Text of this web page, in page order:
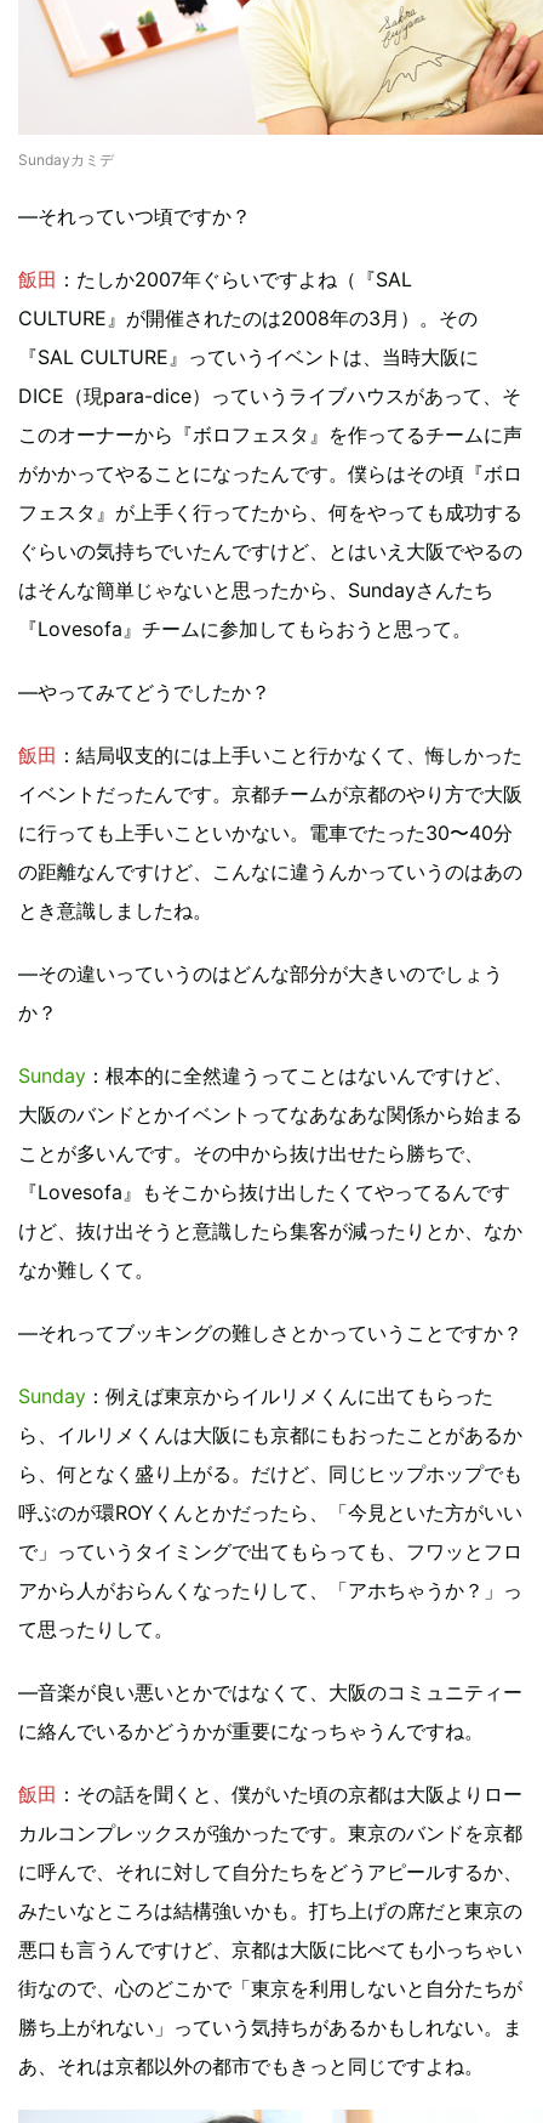
Sundayカミデ
―それっていつ頃ですか？
飯田 ：たしか2007年ぐらいですよね（『SAL
CULTURE』が開催されたのは2008年の3月）。その
『SAL CULTURE』っていうイベントは、当時大阪に
DICE（現para-dice）っていうライブハウスがあって、そ
このオーナーから『ボロフェスタ』を作ってるチームに声
がかかってやることになったんです。僕らはその頃『ボロ
フェスタ』が上手く行ってたから、何をやっても成功する
ぐらいの気持ちでいたんですけど、とはいえ大阪でやるの
はそんな簡単じゃないと思ったから、Sundayさんたち
『Lovesofa』チームに参加してもらおうと思って。
―やってみてどうでしたか？
飯田 ：結局収支的には上手いこと行かなくて、悔しかった
イベントだったんです。京都チームが京都のやり方で大阪
に行っても上手いこといかない。電車でたった30〜40分
の距離なんですけど、こんなに違うんかっていうのはあの
とき意識しましたね。
―その違いっていうのはどんな部分が大きいのでしょう
か？
Sunday ：根本的に全然違うってことはないんですけど、
大阪のバンドとかイベントってなあなあな関係から始まる
ことが多いんです。その中から抜け出せたら勝ちで、
『Lovesofa』もそこから抜け出したくてやってるんです
けど、抜け出そうと意識したら集客が減ったりとか、なか
なか難しくて。
―それってブッキングの難しさとかっていうことですか？
Sunday ：例えば東京からイルリメくんに出てもらった
ら、イルリメくんは大阪にも京都にもおったことがあるか
ら、何となく盛り上がる。だけど、同じヒップホップでも
呼ぶのが環ROYくんとかだったら、「今見といた方がいい
で」っていうタイミングで出てもらっても、フワッとフロ
アから人がおらんくなったりして、「アホちゃうか？」っ
て思ったりして。
―音楽が良い悪いとかではなくて、大阪のコミュニティー
に絡んでいるかどうかが重要になっちゃうんですね。
飯田 ：その話を聞くと、僕がいた頃の京都は大阪よりロー
カルコンプレックスが強かったです。東京のバンドを京都
に呼んで、それに対して自分たちをどうアピールするか、
みたいなところは結構強いかも。打ち上げの席だと東京の
悪口も言うんですけど、京都は大阪に比べても小っちゃい
街なので、心のどこかで「東京を利用しないと自分たちが
勝ち上がれない」っていう気持ちがあるかもしれない。ま
あ、それは京都以外の都市でもきっと同じですよね。